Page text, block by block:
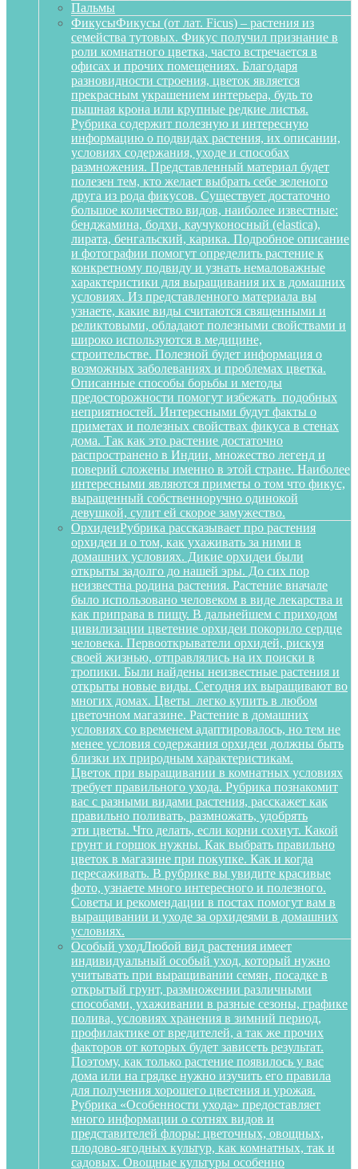
Пальмы
ФикусыФикусы (от лат. Ficus) – растения из
семейства тутовых. Фикус получил признание в
роли комнатного цветка, часто встречается в
офисах и прочих помещениях. Благодаря
разновидности строения, цветок является
прекрасным украшением интерьера, будь то
пышная крона или крупные редкие листья.
Рубрика содержит полезную и интересную
информацию о подвидах растения, их описании,
условиях содержания, уходе и способах
размножения. Представленный материал будет
полезен тем, кто желает выбрать себе зеленого
друга из рода фикусов. Существует достаточно
большое количество видов, наиболее известные:
бенджамина, бодхи, каучуконосный (elastica),
лирата, бенгальский, карика. Подробное описание
и фотографии помогут определить растение к
конкретному подвиду и узнать немаловажные
характеристики для выращивания их в домашних
условиях. Из представленного материала вы
узнаете, какие виды считаются священными и
реликтовыми, обладают полезными свойствами и
широко используются в медицине,
строительстве. Полезной будет информация о
возможных заболеваниях и проблемах цветка.
Описанные способы борьбы и методы
предосторожности помогут избежать подобных
неприятностей. Интересными будут факты о
приметах и полезных свойствах фикуса в стенах
дома. Так как это растение достаточно
распространено в Индии, множество легенд и
поверий сложены именно в этой стране. Наиболее
интересными являются приметы о том что фикус,
выращенный собственноручно одинокой
девушкой, сулит ей скорое замужество.
ОрхидеиРубрика рассказывает про растения
орхидеи и о том, как ухаживать за ними в
домашних условиях. Дикие орхидеи были
открыты задолго до нашей эры. До сих пор
неизвестна родина растения. Растение вначале
было использовано человеком в виде лекарства и
как приправа в пищу. В дальнейшем с приходом
цивилизации цветение орхидеи покорило сердце
человека. Первооткрыватели орхидей, рискуя
своей жизнью, отправлялись на их поиски в
тропики. Были найдены неизвестные растения и
открыты новые виды. Сегодня их выращивают во
многих домах. Цветы легко купить в любом
цветочном магазине. Растение в домашних
условиях со временем адаптировалось, но тем не
менее условия содержания орхидеи должны быть
близки их природным характеристикам.
Цветок при выращивании в комнатных условиях
требует правильного ухода. Рубрика познакомит
вас с разными видами растения, расскажет как
правильно поливать, размножать, удобрять
эти цветы. Что делать, если корни сохнут. Какой
грунт и горшок нужны. Как выбрать правильно
цветок в магазине при покупке. Как и когда
пересаживать. В рубрике вы увидите красивые
фото, узнаете много интересного и полезного.
Советы и рекомендации в постах помогут вам в
выращивании и уходе за орхидеями в домашних
условиях.
Особый уходЛюбой вид растения имеет
индивидуальный особый уход, который нужно
учитывать при выращивании семян, посадке в
открытый грунт, размножении различными
способами, ухаживании в разные сезоны, графике
полива, условиях хранения в зимний период,
профилактике от вредителей, а так же прочих
факторов от которых будет зависеть результат.
Поэтому, как только растение появилось у вас
дома или на грядке нужно изучить его правила
для получения хорошего цветения и урожая.
Рубрика «Особенности ухода» предоставляет
много информации о сотнях видов и
представителей флоры: цветочных, овощных,
плодово-ягодных культур, как комнатных, так и
садовых. Овощные культуры особенно